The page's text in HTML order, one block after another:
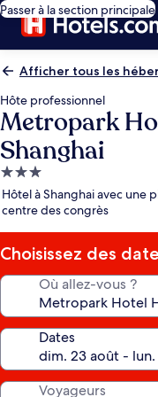
Passer à la section principale
Afficher tous les
Hôte professionnel
Metropark
Shanghai
Hébergement
3.0 étoiles
Hôtel à Shanghai avec une
centre des congrès
Choisissez des
Où allez-vous ?
Dates
Voyageurs